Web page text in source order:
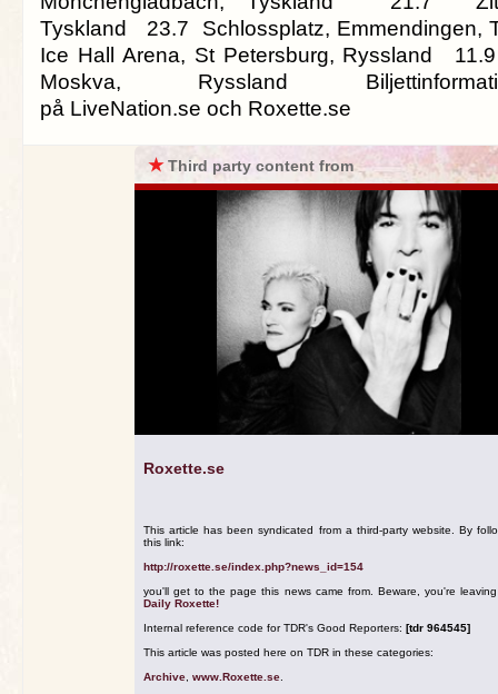
Tyskland 23.7 Schlossplatz,
Ice Hall Arena, St Petersburg, Ryssland
Moskva, Ryssland
på LiveNation.se och Roxette.se
★Third party content from
Roxette.se
This article has been syndicated from a third-party website. By
this link:
http://roxette.se/index.php?news_id=154
you'll get to the page this news came from. Beware, you're
Daily Roxette!
Internal reference code for TDR's Good Reporters: [tdr 964545]
This article was posted here on TDR in these categories:
Archive www.Roxette.se